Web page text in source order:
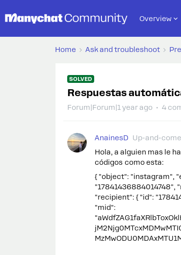
Overview
Home Ask and troubleshoot
SOLVED
Respuestas
Forum|Forum|1 year ago 4
AnainesD
Up-and-
Hola, a alguien mas le
códigos como esta:
{ "object": "instagram",
"17841436884014748",
"recipient": { "id":
"mid":